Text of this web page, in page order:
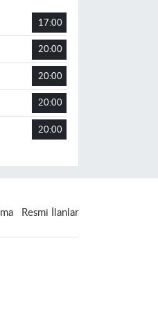
17:00
20:00
20:00
20:00
20:00
Resmi İlanlar